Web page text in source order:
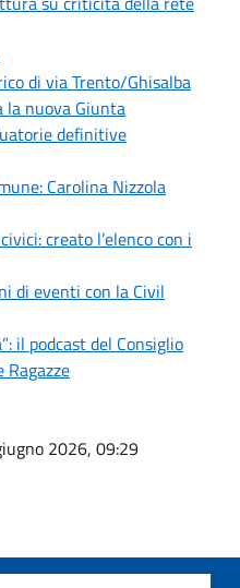
di via Trento/Ghisalba
la nuova Giunta
definitive
Carolina Nizzola
creato l’elenco con i
di eventi con la Civil
il podcast del Consiglio
Ragazze
2026, 09:29